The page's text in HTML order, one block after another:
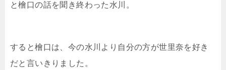
と檜口の話を聞き終わった水川。
すると檜口は、今の水川より自分の方が世里奈を好き
だと言いきりました。